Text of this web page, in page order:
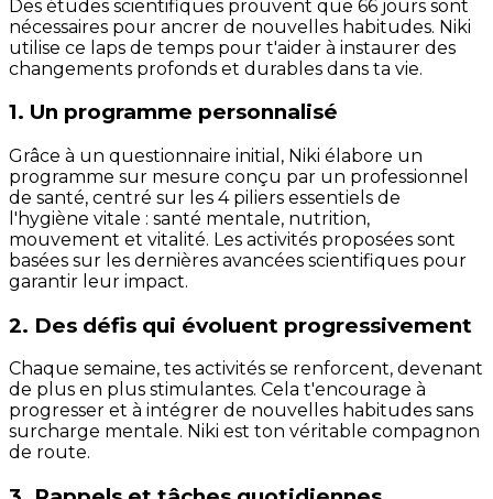
Des études scientifiques prouvent que 66 jours sont
nécessaires pour ancrer de nouvelles habitudes. Niki
utilise ce laps de temps pour t'aider à instaurer des
changements profonds et durables dans ta vie.
1. Un programme personnalisé
Grâce à un questionnaire initial, Niki élabore un
programme sur mesure conçu par un professionnel
de santé, centré sur les 4 piliers essentiels de
l'hygiène vitale : santé mentale, nutrition,
mouvement et vitalité. Les activités proposées sont
basées sur les dernières avancées scientifiques pour
garantir leur impact.
2. Des défis qui évoluent progressivement
Chaque semaine, tes activités se renforcent, devenant
de plus en plus stimulantes. Cela t'encourage à
progresser et à intégrer de nouvelles habitudes sans
surcharge mentale. Niki est ton véritable compagnon
de route.